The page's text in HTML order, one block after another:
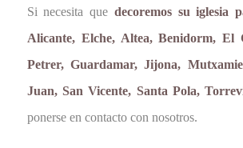
Si necesita que decoremos su iglesia
Alicante, Elche, Altea, Benidorm, El
Petrer, Guardamar, Jijona,
Juan, San Vicente, Santa Pola,
ponerse en contacto con nosotros.